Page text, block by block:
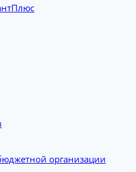
организации